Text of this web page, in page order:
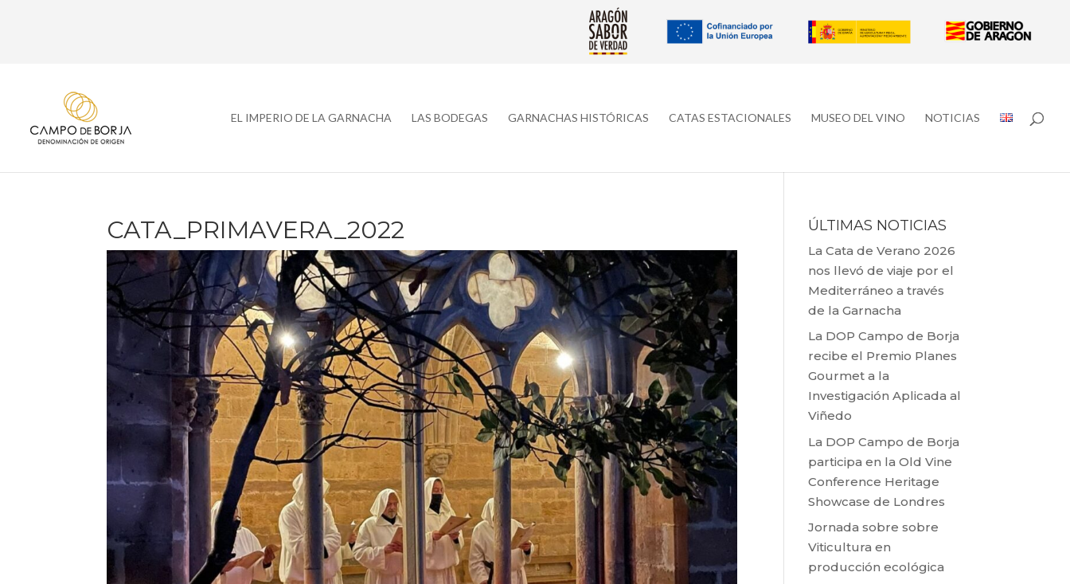
EL IMPERIO DE LA GARNACHA LAS BODEGAS GARNACHAS HISTÓRICAS CATAS ESTACIONALES MUSEO DEL VINO NOTICIAS
CATA_PRIMAVERA_2022 ÚLTIMAS NOTICIAS
La Cata de Verano 2026
nos llevó de viaje por el
Mediterráneo a través
de la Garnacha
La DOP Campo de Borja
recibe el Premio Planes
Gourmet a la
Investigación Aplicada al
Viñedo
La DOP Campo de Borja
participa en la Old Vine
Conference Heritage
Showcase de Londres
Jornada sobre sobre
Viticultura en
producción ecológica